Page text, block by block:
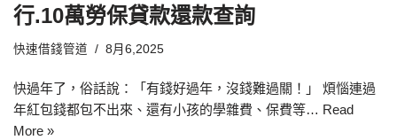
行.10萬勞保貸款還款查詢
快速借錢管道 8月6,2025
快過年了，俗話說：「有錢好過年，沒錢難過關！」 煩惱連過
年紅包錢都包不出來、還有小孩的學雜費、保費等… Read
More »